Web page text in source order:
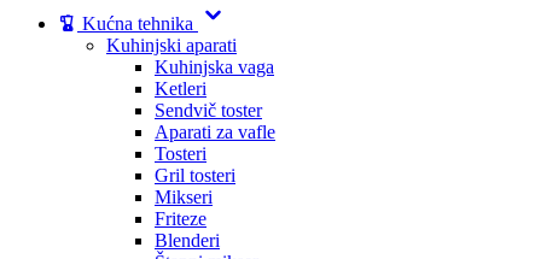
Kućna tehnika
Kuhinjski aparati
Kuhinjska vaga
Ketleri
Sendvič toster
Aparati za vafle
Tosteri
Gril tosteri
Mikseri
Friteze
Blenderi